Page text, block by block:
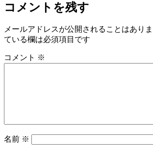
コメントを残す
メールアドレスが公開されることはありま
ている欄は必須項目です
コメント ※
名前 ※